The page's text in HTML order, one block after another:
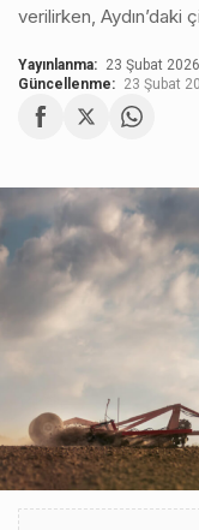
verilirken,
Yayınlanma: 23 Şubat 2026
Güncellenme: 23 Şubat